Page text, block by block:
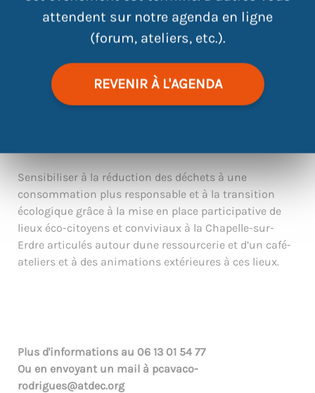
attendent sur notre agenda en ligne
(forum, ateliers, etc.).
REVENIR À L'AGENDA
ENGAGÉE POUR L’INSERTION, LE RÉEMPLOI ET
L’ÉCONOMIE CIRCULAIRE !
LE TRANSISTORE S’ENGAGE CHAQUE JOUR POUR
RÉEMPLOI, POUR L’ÉCONOMIE CIRCULAIRE ET EN
FAVEUR DE L’INSERTION SOCIOPROFESSIONNELLE.
Sensibiliser à la réduction des déchets à une
consommation plus responsable et à la transition
écologique grâce à la mise en place participative de
lieux éco-citoyens et conviviaux à la Chapelle-sur-
Erdre articulés autour dune ressourcerie et d’un café-
ateliers et à des animations extérieures à ces lieux.
Plus d'informations au 06 13 01 54 77
Ou en envoyant un mail à pcavaco-
rodrigues@atdec.org